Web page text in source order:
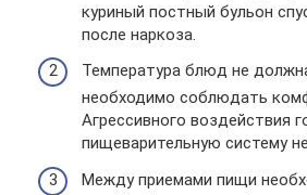
куриный постный бульон
после наркоза.
Температура блюд не
необходимо соблюдать
Агрессивного воздействия
пищеварительную систему
Между приемами пищи